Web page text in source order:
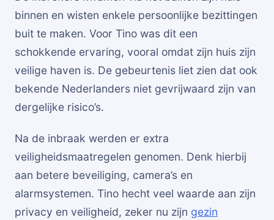
binnen en wisten enkele persoonlijke bezittingen
buit te maken. Voor Tino was dit een
schokkende ervaring, vooral omdat zijn huis zijn
veilige haven is. De gebeurtenis liet zien dat ook
bekende Nederlanders niet gevrijwaard zijn van
dergelijke risico’s.
Na de inbraak werden er extra
veiligheidsmaatregelen genomen. Denk hierbij
aan betere beveiliging, camera’s en
alarmsystemen. Tino hecht veel waarde aan zijn
privacy en veiligheid, zeker nu zijn gezin